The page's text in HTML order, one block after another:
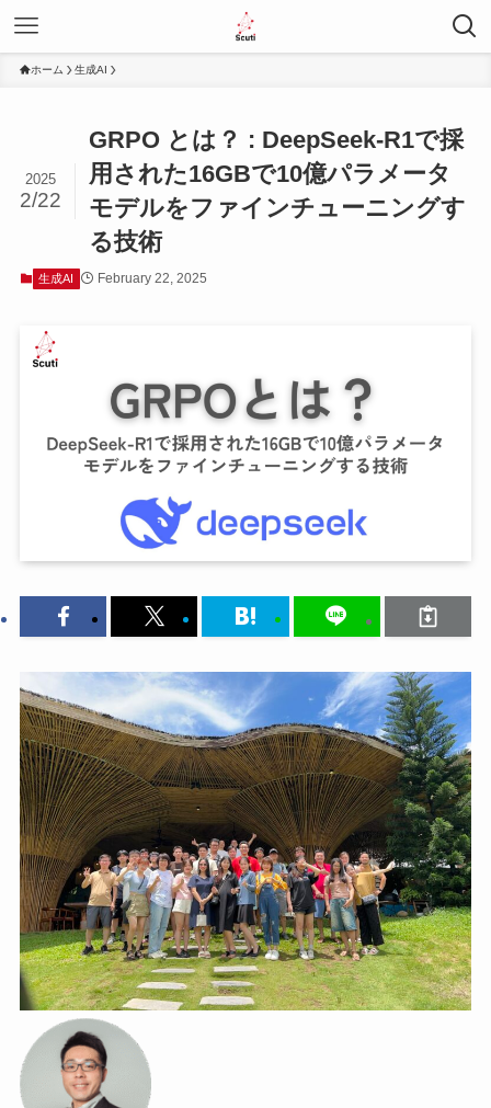
ホーム 生成AI
GRPO とは？ : DeepSeek-R1で採
用された16GBで10億パラメータ
モデルをファインチューニングす
る技術
2025
2/22
生成AI February 22, 2025